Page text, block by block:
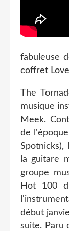
fabuleuse
coffret
The
musique
Meek.
de
Spotnicks),
la guitare
groupe
Hot 100
début
suite. Paru